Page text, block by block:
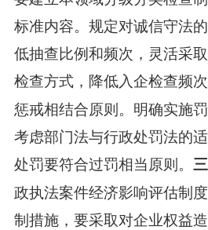
标准内容。规定对诚信守法
低抽查比例和频次，灵活采
检查方式，降低入企检查频次
惩戒相结合原则。明确实施
考虑部门法与行政处罚法的
处罚要符合过罚相当原则。
政执法案件经济影响评估制
制措施，要采取对企业权益